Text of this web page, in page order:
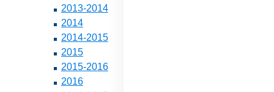
2013-2014
2014
2014-2015
2015
2015-2016
2016